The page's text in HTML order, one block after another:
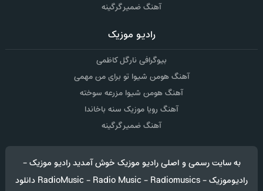
آهنگ ضمیر گرگینه
رادیو موزیک
بیوگرافی نارگل کاظمی
آهنگ هومن شیوا تو برای من مهمی
آهنگ هومن شیوا مزرعه سوخته
آهنگ رویا موزیک سنه باخاندا
آهنگ ضمیر گرگینه
به سایت رسمی و اصلی رادیو موزیک خوش آمدید رادیو موزیک -
رادیوموزیک - RadioMusic - Radio Music - Radiomusics دانلود